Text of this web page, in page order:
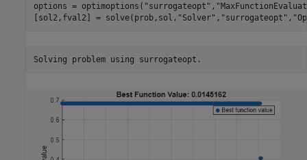
options = optimoptions( "surrogateopt" ,
[sol2,fval2] = solve(prob,sol, "Solver" , "surrogateopt" ,